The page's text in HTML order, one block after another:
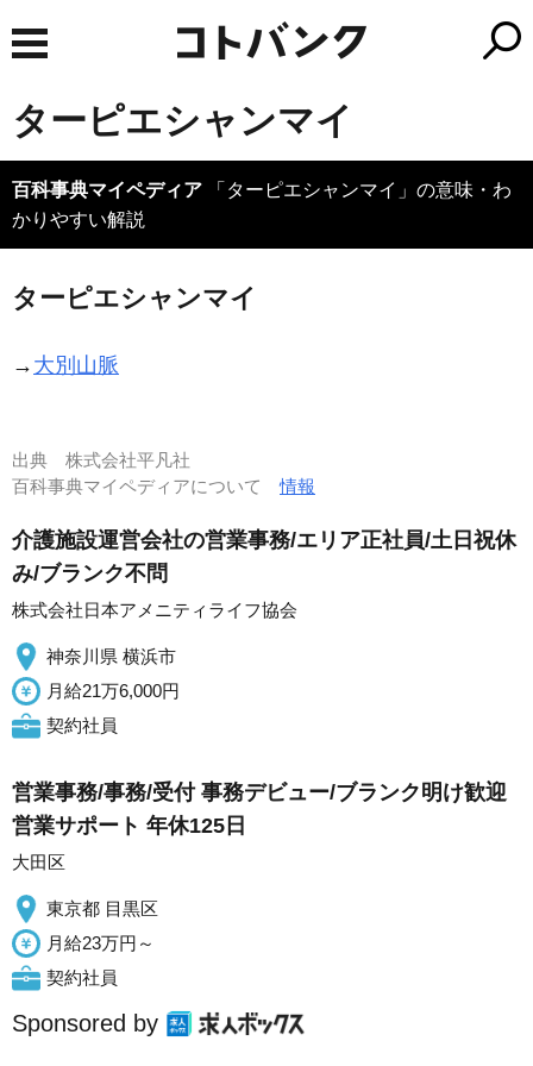
ターピエシャンマイ
百科事典マイペディア 「ターピエシャンマイ」の意味・わ
かりやすい解説
ターピエシャンマイ
→ 大別山脈
出典 株式会社平凡社
百科事典マイペディアについて情報
介護施設運営会社の営業事務/エリア正社員/土日祝休
み/ブランク不問
株式会社日本アメニティライフ協会
神奈川県 横浜市
月給21万6,000円
契約社員
営業事務/事務/受付 事務デビュー/ブランク明け歓迎
営業サポート 年休125日
大田区
東京都 目黒区
月給23万円～
契約社員
Sponsored by